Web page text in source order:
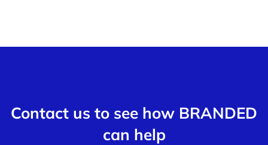
Contact us to see how BRANDED
can help